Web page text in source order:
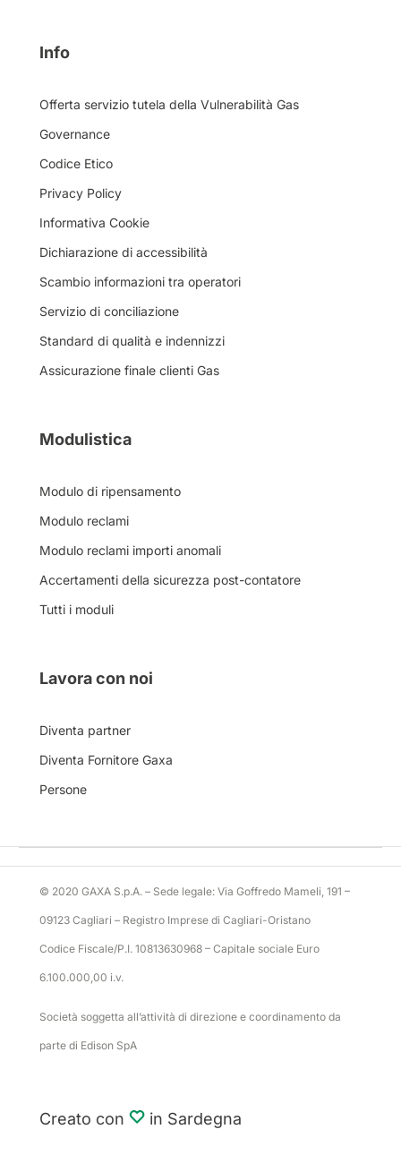
Info
Offerta servizio tutela della Vulnerabilità Gas
Governance
Codice Etico
Privacy Policy
Informativa Cookie
Dichiarazione di accessibilità
Scambio informazioni tra operatori
Servizio di conciliazione
Standard di qualità e indennizzi
Assicurazione finale clienti Gas
Modulistica
Modulo di ripensamento
Modulo reclami
Modulo reclami importi anomali
Accertamenti della sicurezza post-contatore
Tutti i moduli
Lavora con noi
Diventa partner
Diventa Fornitore Gaxa
Persone
© 2020 GAXA S.p.A. – Sede legale: Via Goffredo Mameli, 191 –
09123 Cagliari – Registro Imprese di Cagliari-Oristano
Codice Fiscale/P.I. 10813630968 – Capitale sociale Euro
6.100.000,00 i.v.
Società soggetta all’attività di direzione e coordinamento da
parte di Edison SpA
Creato con in Sardegna